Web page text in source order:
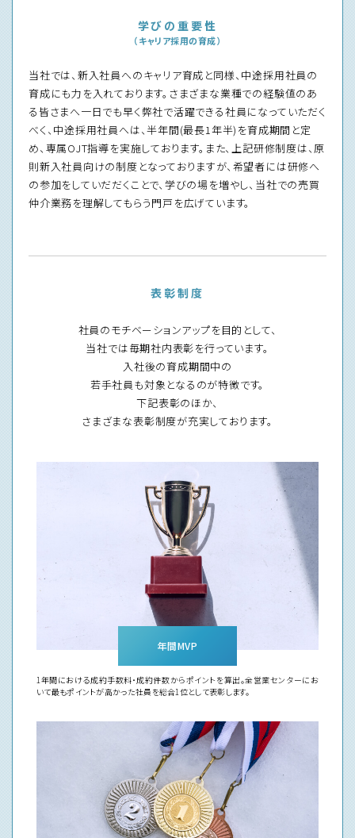
学びの重要性
（キャリア採用の育成）
当社では、新入社員へのキャリア育成と同様、中途採用社員の
育成にも力を入れております。さまざまな業種での経験値のあ
る皆さまへ一日でも早く弊社で活躍できる社員になっていただく
べく、中途採用社員へは、半年間(最長1年半)を育成期間と定
め、専属OJT指導を実施しております。また、上記研修制度は、原
則新入社員向けの制度となっておりますが、希望者には研修へ
の参加をしていだだくことで、学びの場を増やし、当社での売買
仲介業務を理解してもらう門戸を広げています。
表彰制度
社員のモチベーションアップを目的として、
当社では毎期社内表彰を行っています。
入社後の育成期間中の
若手社員も対象となるのが特徴です。
下記表彰のほか、
さまざまな表彰制度が充実しております。
年間MVP
1年間における成約手数料・成約件数からポイントを算出。全営業センターにお
いて最もポイントが高かった社員を総合1位として表彰します。